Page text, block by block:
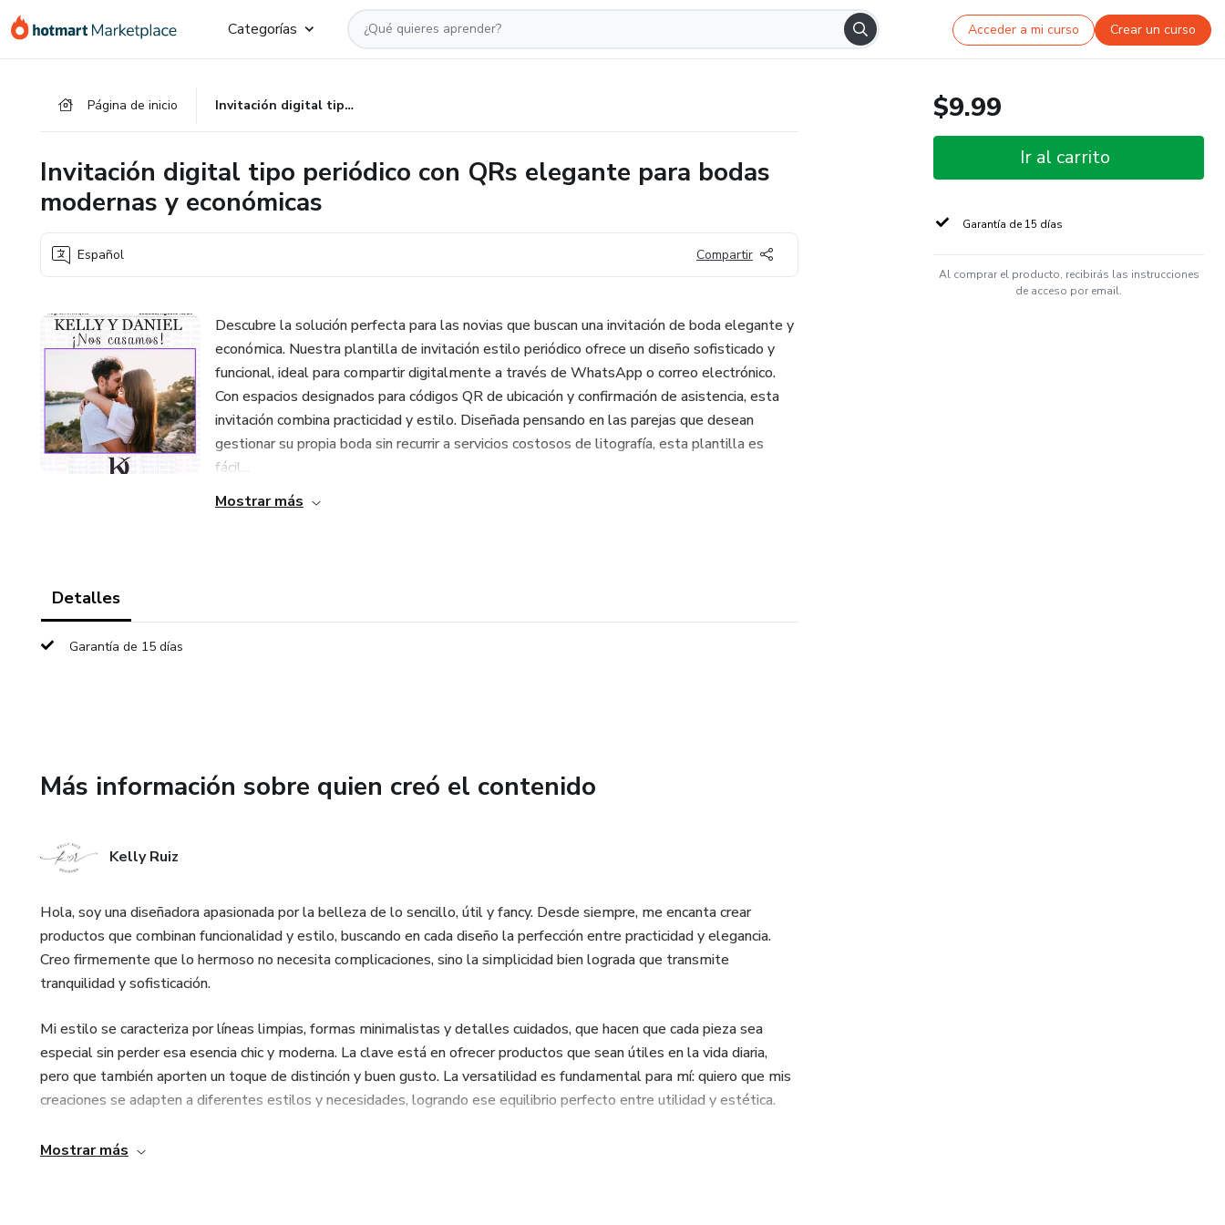
Categorías Acceder a mi curso Crear un curso
Página de inicio Invitación digital tipo periódico con QRs elegante para bodas modernas y económicas
Invitación digital tipo periódico con QRs elegante para bodas
modernas y económicas
Español Compartir
Descubre la solución perfecta para las novias que buscan una invitación de boda elegante y
económica. Nuestra plantilla de invitación estilo periódico ofrece un diseño sofisticado y
funcional, ideal para compartir digitalmente a través de WhatsApp o correo electrónico.
Con espacios designados para códigos QR de ubicación y confirmación de asistencia, esta
invitación combina practicidad y estilo. Diseñada pensando en las parejas que desean
gestionar su propia boda sin recurrir a servicios costosos de litografía, esta plantilla es
fácil...
Mostrar más
Detalles
Garantía de 15 días
Más información sobre quien creó el contenido
Kelly Ruiz
Hola, soy una diseñadora apasionada por la belleza de lo sencillo, útil y fancy. Desde siempre, me encanta crear
productos que combinan funcionalidad y estilo, buscando en cada diseño la perfección entre practicidad y elegancia.
Creo firmemente que lo hermoso no necesita complicaciones, sino la simplicidad bien lograda que transmite
tranquilidad y sofisticación.
Mi estilo se caracteriza por líneas limpias, formas minimalistas y detalles cuidados, que hacen que cada pieza sea
especial sin perder esa esencia chic y moderna. La clave está en ofrecer productos que sean útiles en la vida diaria,
pero que también aporten un toque de distinción y buen gusto. La versatilidad es fundamental para mí: quiero que mis
creaciones se adapten a diferentes estilos y necesidades, logrando ese equilibrio perfecto entre utilidad y estética.
Cada uno de mis productos refleja una filosofía de diseño consciente, pensado para ser duradero, funcional y, sobre
Mostrar más
$9.99
Ir al carrito
Garantía de 15 días
Al comprar el producto, recibirás las instrucciones
de acceso por email.